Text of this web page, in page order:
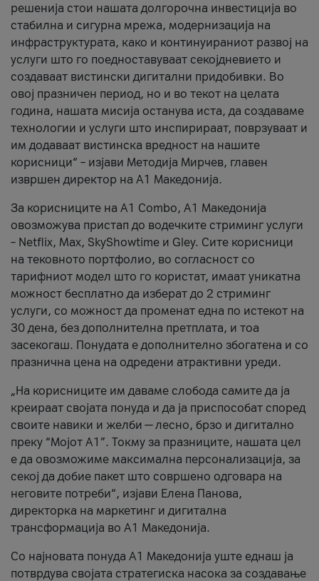
решенија стои нашата долгорочна инвестиција во
стабилна и сигурна мрежа, модернизација на
инфраструктурата, како и континуираниот развој на
услуги што го поедноставуваат секојдневието и
создаваат вистински дигитални придобивки. Во
овој празничен период, но и во текот на целата
година, нашата мисија останува иста, да создаваме
технологии и услуги што инспирираат, поврзуваат и
им додаваат вистинска вредност на нашите
корисници“ – изјави Методија Мирчев, главен
извршен директор на А1 Македонија.
За корисниците на A1 Combo, А1 Македонија
овозможува пристап до водечките стриминг услуги
– Netflix, Max, SkyShowtime и Gley. Сите корисници
на тековното портфолио, во согласност со
тарифниот модел што го користат, имаат уникатна
можност бесплатно да изберат до 2 стриминг
услуги, со можност да променат една по истекот на
30 дена, без дополнителна претплата, и тоа
засекогаш. Понудата е дополнително збогатена и со
празнична цена на одредени атрактивни уреди.
„На корисниците им даваме слобода самите да ја
креираат својата понуда и да ја приспособат според
своите навики и желби — лесно, брзо и дигитално
преку “Мојот А1”. Токму за празниците, нашата цел
е да овозможиме максимална персонализација, за
секој да добие пакет што совршено одговара на
неговите потреби“, изјави Елена Панова,
директорка на маркетинг и дигитална
трансформација во А1 Македонија.
Со најновата понуда А1 Македонија уште еднаш ја
потврдува својата стратегиска насока за создавање